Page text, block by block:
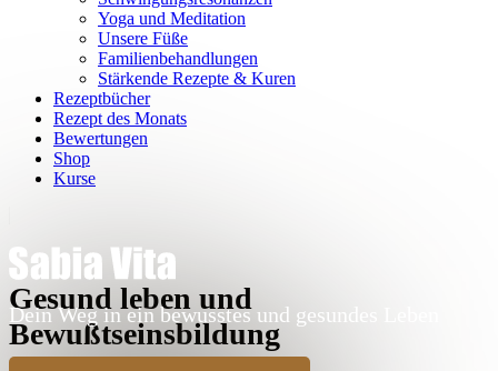
Yoga und Meditation
Unsere Füße
Familienbehandlungen
Stärkende Rezepte & Kuren
Rezeptbücher
Rezept des Monats
Bewertungen
Shop
Kurse
Dein Weg in ein bewusstes und gesundes Leben
Gesund leben und
Bewußtseinsbildung